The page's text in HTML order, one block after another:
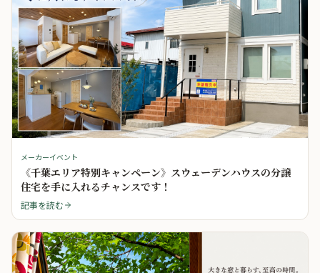
メーカーイベント
《千葉エリア特別キャンペーン》スウェーデンハウスの分譲
住宅を手に入れるチャンスです！
記事を読む